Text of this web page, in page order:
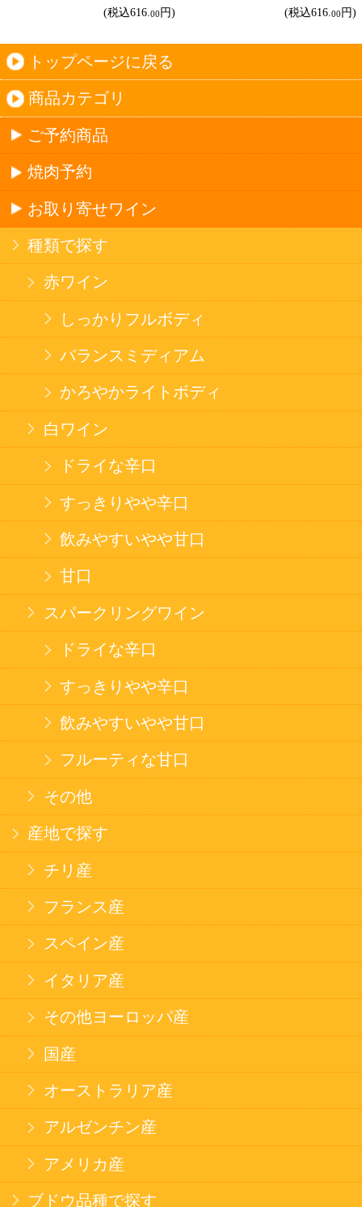
20歳未満の方の酒類の購入や、飲酒は法律で禁
法令に従って、20歳未満の方への酒類のご注文
はお受けできません。
また、酒類を受取に来られた方が20歳未満の場
合は、酒類のお渡しをお断りしております。
表示：スマートフォン｜PC版
このサイトは、企業の実在証明と通信の暗号化
のため、サイバートラストの
入しています。
Trusted Webシールをクリックして、検証結果を
ご確認いただけます。